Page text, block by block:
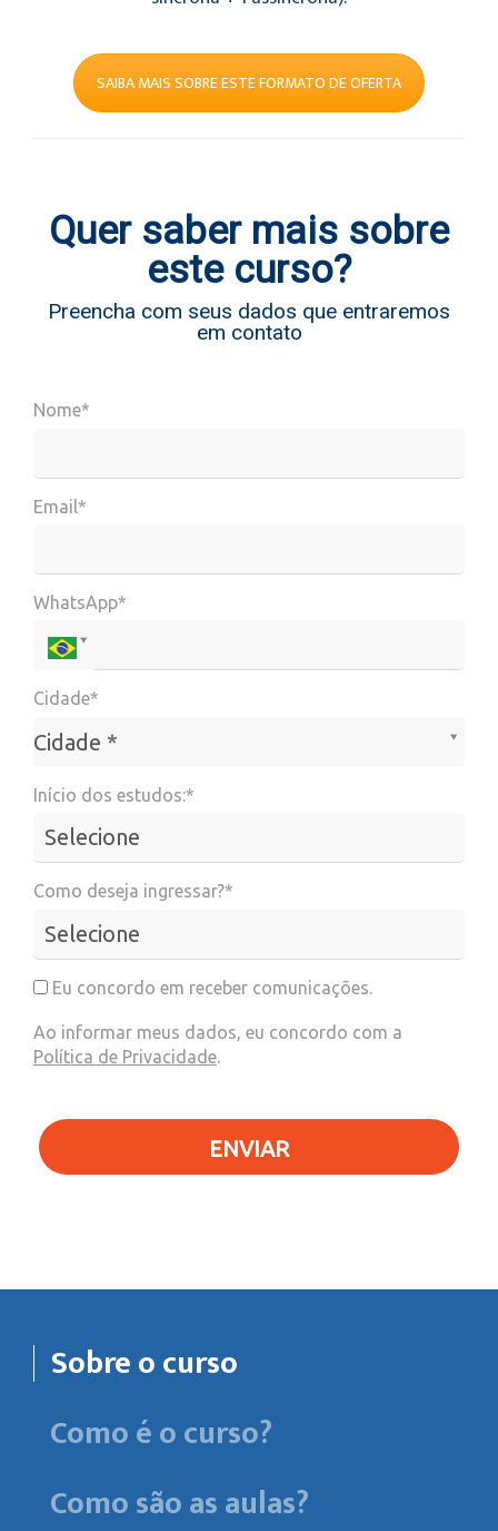
SAIBA MAIS SOBRE ESTE FORMATO DE OFERTA
Quer saber mais sobre
este curso?
Preencha com seus dados que entraremos
em contato
Nome*
Email*
WhatsApp*
Cidade*
Cidade *
Cidade*
Início dos estudos:*
Como deseja ingressar?*
Eu concordo em receber comunicações.
Ao informar meus dados, eu concordo com a
Política de Privacidade.
ENVIAR
Sobre o curso
Como é o curso?
Como são as aulas?